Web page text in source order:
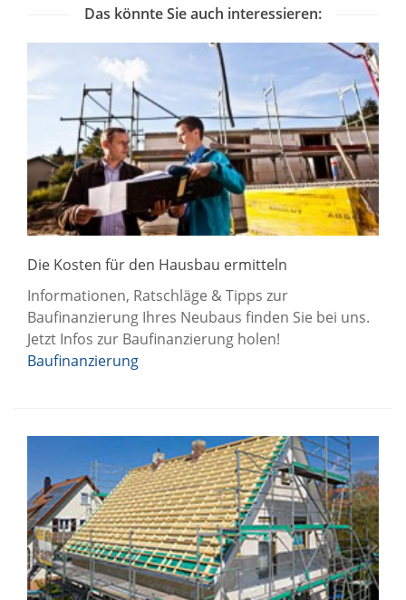
Das könnte Sie auch interessieren:
Die Kosten für den Hausbau ermitteln
Informationen, Ratschläge & Tipps zur
Baufinanzierung Ihres Neubaus finden Sie bei uns.
Jetzt Infos zur Baufinanzierung holen!
Baufinanzierung